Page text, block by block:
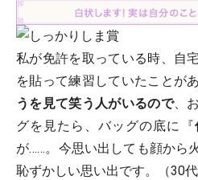
私が免許を取っている時、自
を貼って練習していたことが
うを見て笑う人がいるので、
グを見たら、バッグの底に『
が……。今思い出しても顔から
恥ずかしい思い出です。（30